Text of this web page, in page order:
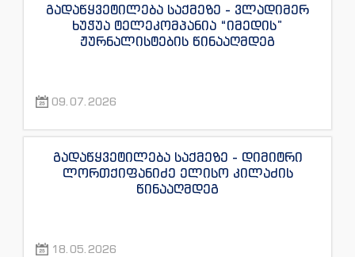
გადაწყვეტილება საქმეზე - ვლადიმერ
ხუჭუა ტელეკომპანია “იმედის”
ჟურნალისტების წინააღმდეგ
09.07.2026
გადაწყვეტილება საქმეზე - დიმიტრი
ლორთქიფანიძე ელისო კილაძის
წინააღმდეგ
18.05.2026